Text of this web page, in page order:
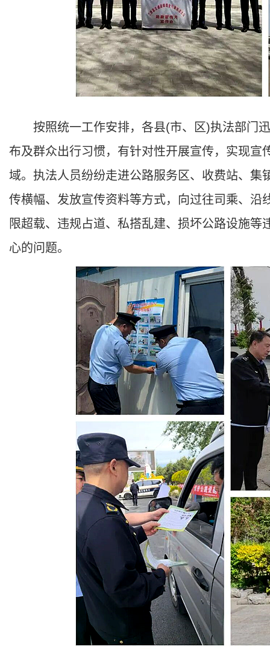
按照统一工作安排，各县(市、区)执法部门迅
布及群众出行习惯，有针对性开展宣传，实现
域。执法人员纷纷走进公路服务区、收费站、
传横幅、发放宣传资料等方式，向过往司乘、
限超载、违规占道、私搭乱建、损坏公路设施
心的问题。